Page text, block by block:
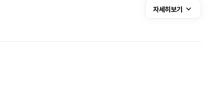
자세히보기